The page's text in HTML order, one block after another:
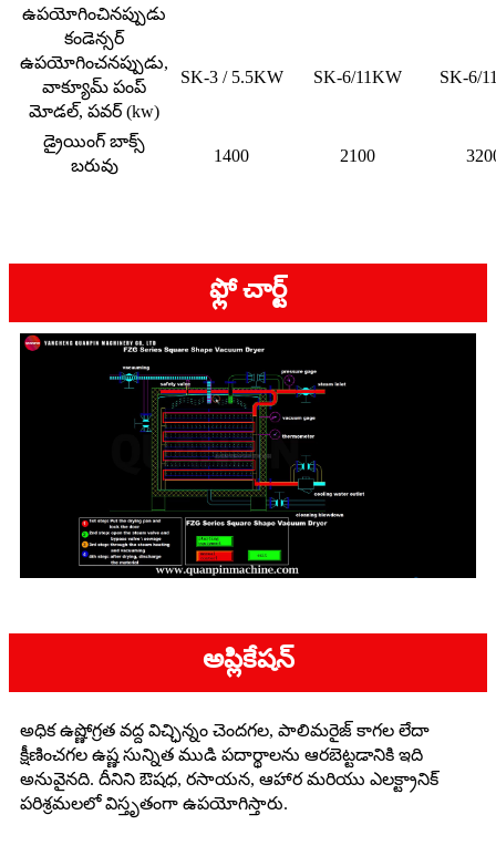
ఉపయోగించినప్పుడు
కండెన్సర్
ఉపయోగించనప్పుడు,
వాక్యూమ్ పంప్
మోడల్, పవర్ (kw)
SK-3 / 5.5KW SK-6/11KW SK-6/
డ్రైయింగ్ బాక్స్
బరువు
1400 2100
ఫ్లో చార్ట్
అప్లికేషన్
అధిక ఉష్ణోగ్రత వద్ద విచ్ఛిన్నం చెందగల, పాలిమరైజ్ కాగల లేదా
క్షీణించగల ఉష్ణ సున్నిత ముడి పదార్థాలను ఆరబెట్టడానికి ఇది
అనువైనది. దీనిని ఔషధ, రసాయన, ఆహార మరియు ఎలక్ట్రానిక్
పరిశ్రమలలో విస్తృతంగా ఉపయోగిస్తారు.